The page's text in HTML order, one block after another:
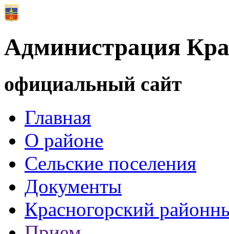
Администрация
официальный сайт
Главная
О районе
Сельские поселения
Документы
Красногорский